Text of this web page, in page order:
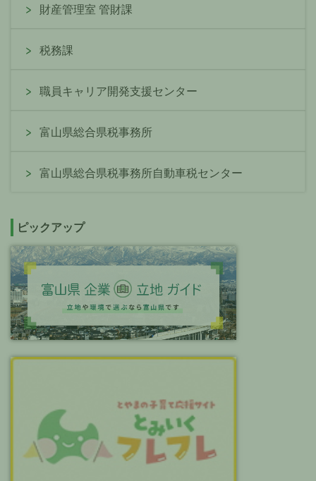
財産管理室 管財課
税務課
職員キャリア開発支援センター
富山県総合県税事務所
富山県総合県税事務所自動車税センター
ピックアップ